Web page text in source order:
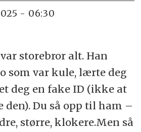
- 06:30
storebror alt. Han
som var kule, lærte deg
deg en fake ID (ikke at
den). Du så opp til ham –
større, klokere.Men så